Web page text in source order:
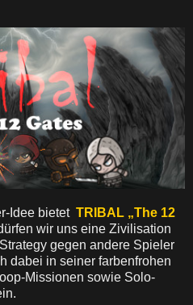
Idee bietet TRIBAL „The 12
wir uns eine Zivilisation
gegen andere Spieler
dabei in seiner farbenfrohen
Missionen sowie Solo-